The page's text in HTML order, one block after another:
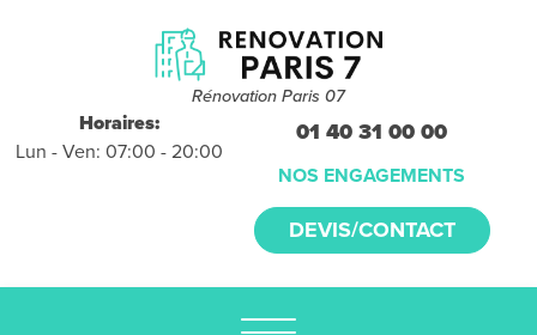
Rénovation Paris 07
Horaires:
Lun - Ven: 07:00 - 20:00
01 40 31 00 00
NOS ENGAGEMENTS
DEVIS/CONTACT
déplacements
gratuitssans
engagement
appelez-nous :
01.40.31.00.00